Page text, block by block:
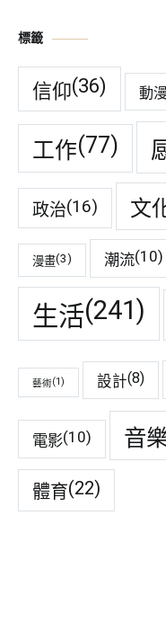
標籤
信仰(36) 動漫
工作(77)
政治(16) 文
漫畫(3) 潮流(10)
生活(241)
藝術(1) 設計(8)
電影(10) 音
體育(22)